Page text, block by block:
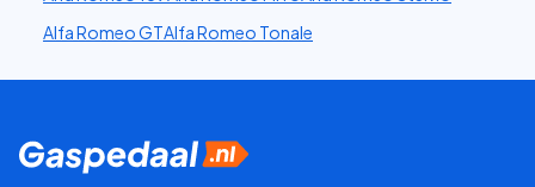
Alfa Romeo GTAlfa Romeo Tonale